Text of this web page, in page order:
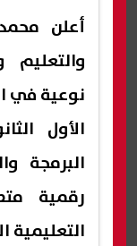
أعلن
نوعية في
الأول
البرمجة
رقمية
التعليمية